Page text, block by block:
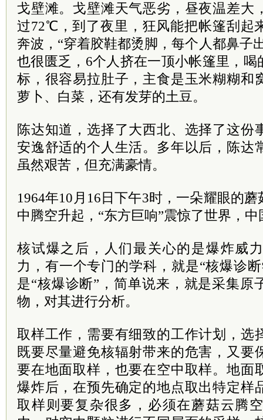
戈壁滩。戈壁滩天气恶劣，昼夜温差大
过72℃，到了夜里，狂风能把帐篷刮起
奔波，“穿着胶鞋都烫脚，每个人都鼻子
也很匮乏，6个人挤在一顶小帐篷里，
标，很容易拉肚子，主食是玉米糊糊和
萝卜、白菜，还有发芽的土豆。
陈达知道，选择了大西北、选择了这份
安逸舒适的个人生活。多年以后，陈达
虽然艰苦，但充满豪情。
1964年10月16日下午3时，一朵耀眼的
中腾空升起，“东方巨响”震惊了世界，
核试爆之后，人们最关心的是爆炸威
力，有一个专门的学科，就是“核爆诊
是“核爆诊断”，简单说来，就是采集原
物，对其进行分析。
取样工作，需要有细致的工作计划，选
既要尽量避免核辐射带来的危害，又要
要在地面取样，也要在空中取样。地面
爆炸后，在预先确定的地点取出特定样
取样则要复杂很多，必须在蘑菇云腾